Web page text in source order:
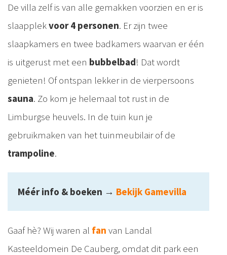
De villa zelf is van alle gemakken voorzien en er is
slaapplekvoor 4 personen. Er zijn twee
slaapkamers en twee badkamers waarvan er één
is uitgerust met een bubbelbad! Dat wordt
genieten! Of ontspan lekker in de vierpersoons
sauna. Zo kom je helemaal tot rust in de
Limburgse heuvels. In de tuin kun je
gebruikmaken van het tuinmeubilair of de
trampoline.
Méér info & boeken → Bekijk Gamevilla
Gaaf hè? Wij waren al fan van Landal
Kasteeldomein De Cauberg, omdat dit park een